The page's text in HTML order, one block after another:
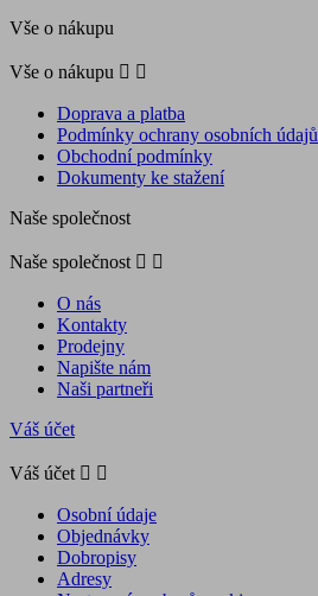
Vše o nákupu
Vše o nákupu  
Doprava a platba
Podmínky ochrany osobních údajů
Obchodní podmínky
Dokumenty ke stažení
Naše společnost
Naše společnost  
O nás
Kontakty
Prodejny
Napište nám
Naši partneři
Váš účet
Váš účet  
Osobní údaje
Objednávky
Dobropisy
Adresy